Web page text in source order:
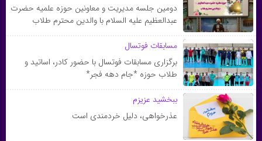
دومین جلسه مدیریت و معاونین حوزه علمیه حضرت
عبدالعظیم علیه السلام با والدین محترم طلاب
مسابقات فوتسال
برگزاری مسابقات فوتسال با حضور کادر، اساتید و
طلاب حوزه *جام دهه فجر*
ببخشید عزیزم
عذرخواهى، دلیل خردمندى است